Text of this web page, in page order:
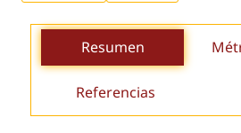
Resumen
Referencias